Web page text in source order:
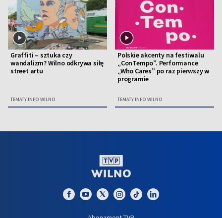
Graffiti – sztuka czy
wandalizm? Wilno odkrywa siłę
street artu
TEMATY INFO WILNO
Polskie akcenty na festiwalu
„ConTempo”. Performance
„Who Cares” po raz pierwszy w
programie
TEMATY INFO WILNO